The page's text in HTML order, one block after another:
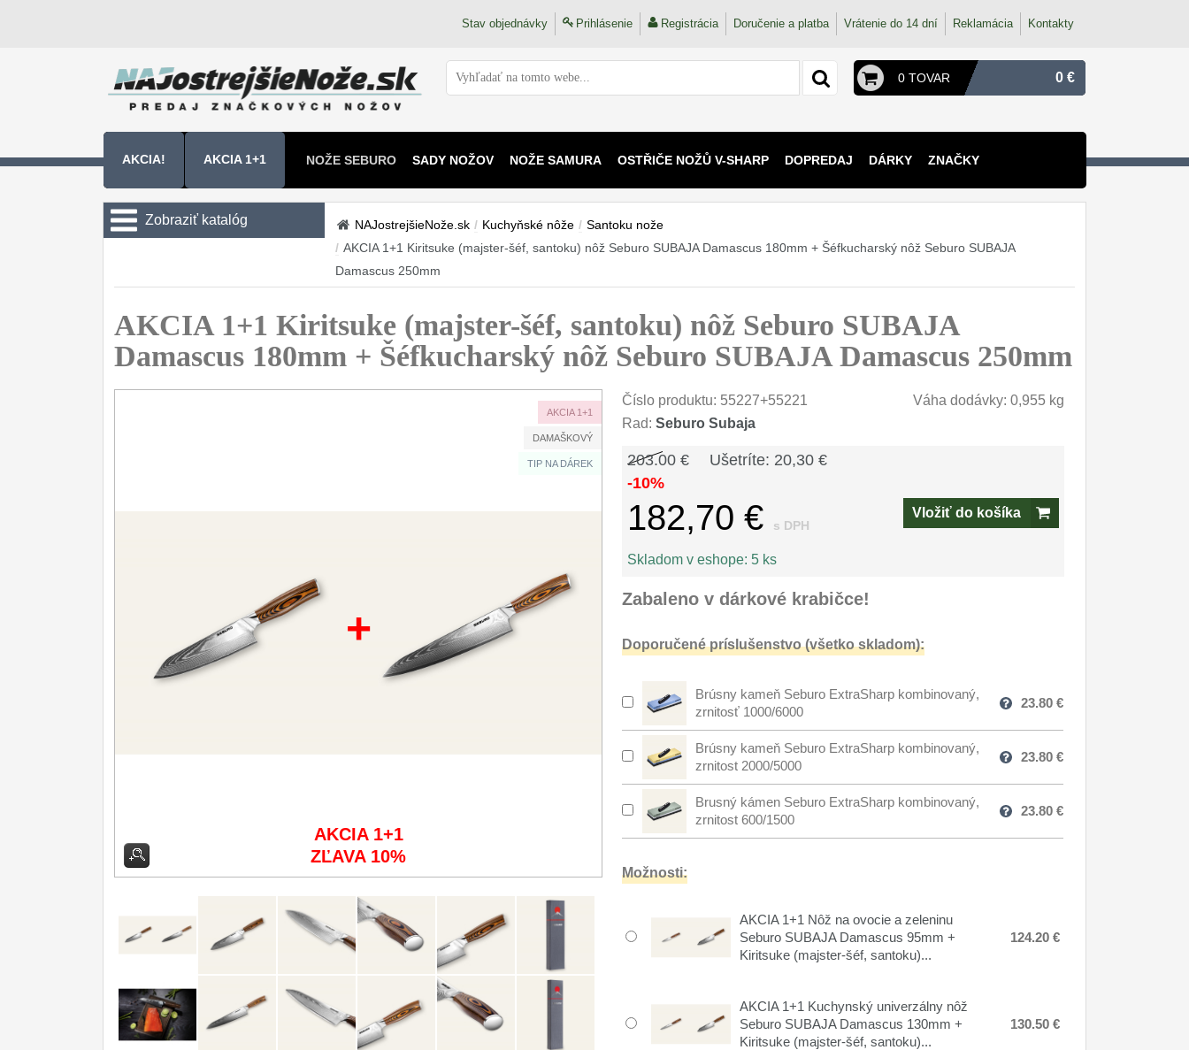
Stav objednávky Prihlásenie Registrácia Doručenie a platba Vrátenie do 14 dní Reklamácia Kontakty
0 TOVAR 0 €
AKCIA! AKCIA 1+1 NOŽE SEBURO SADY NOŽOV NOŽE SAMURA OSTŘIČE NOŽŮ V-SHARP DOPREDAJ DÁRKY ZNAČKY
Zobraziť katalóg
Sady nožov
Kuchařské nože 30
Univerzálny nože 50
Steakové nože 2
Plátkovací nože
Zavírací nože
Špeciálne nože
Nože SEBURO
Nože Tojiro
NAJostrejšieNože.sk / Kuchyňské nôže / Santoku nože
/ AKCIA 1+1 Kiritsuke (majster-šéf, santoku) nôž Seburo SUBAJA Damascus 180mm + Šéfkucharský nôž Seburo SUBAJA
Damascus 250mm
AKCIA 1+1 Kiritsuke (majster-šéf, santoku) nôž Seburo SUBAJA
Damascus 180mm + Šéfkucharský nôž Seburo SUBAJA Damascus 250mm
AKCIA 1+1
DAMAŠKOVÝ
TIP NA DÁREK
+
AKCIA 1+1
ZĽAVA 10%
Číslo produktu: 55227+55221
Váha dodávky: 0,955 kg
Rad: Seburo Subaja
203.00 € Ušetríte: 20,30 €
-10%
182,70 € s DPH
Vložiť do košíka
Skladom v eshope: 5 ks
Zabaleno v dárkové krabičce!
Doporučené príslušenstvo (všetko skladom):
Brúsny kameň Seburo ExtraSharp kombinovaný,
zrnitosť 1000/6000
23.80 €
Brúsny kameň Seburo ExtraSharp kombinovaný,
zrnitost 2000/5000
23.80 €
Brusný kámen Seburo ExtraSharp kombinovaný,
zrnitost 600/1500
23.80 €
Možnosti:
AKCIA 1+1 Nôž na ovocie a zeleninu
Seburo SUBAJA Damascus 95mm +
Kiritsuke (majster-šéf, santoku)...
124.20 €
AKCIA 1+1 Kuchynský univerzálny nôž
Seburo SUBAJA Damascus 130mm +
Kiritsuke (majster-šéf, santoku)...
130.50 €